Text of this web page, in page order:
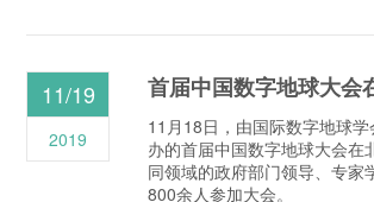
首届中国数字地球大会
11月18日，由国际数字地球
办的首届中国数字地球大会在
同领域的政府部门领导、专家
800余人参加大会。
11/19
2019